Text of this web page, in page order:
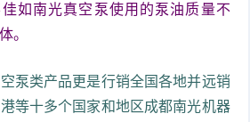
如南光真空泵使用的泵油质量不
。
泵类产品更是行销全国各地并远销
等十多个国家和地区成都南光机器